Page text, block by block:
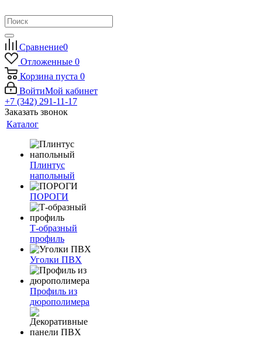
Сравнение0
Отложенные 0
Корзина пуста 0
ВойтиМой кабинет
+7 (342) 291-11-17
Заказать звонок
Каталог
Плинтус
напольный
ПОРОГИ
Т-образный
профиль
Уголки ПВХ
Профиль из
дюрополимера